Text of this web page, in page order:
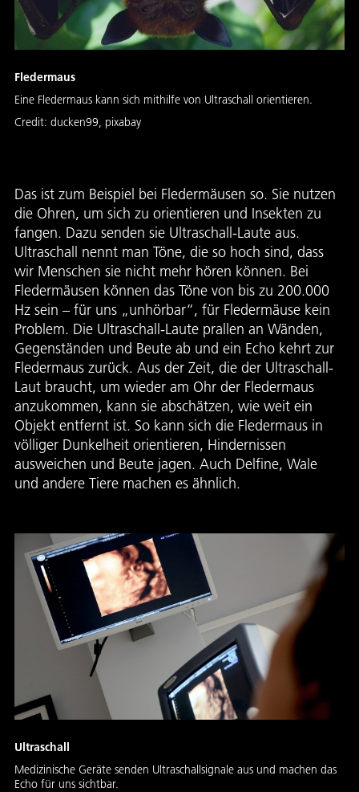
Fledermaus
Eine Fledermaus kann sich mithilfe von Ultraschall orientieren.
Credit: ducken99, pixabay
Das ist zum Beispiel bei Fledermäusen so. Sie nutzen
die Ohren, um sich zu orientieren und Insekten zu
fangen. Dazu senden sie Ultraschall-Laute aus.
Ultraschall nennt man Töne, die so hoch sind, dass
wir Menschen sie nicht mehr hören können. Bei
Fledermäusen können das Töne von bis zu 200.000
Hz sein – für uns „unhörbar“, für Fledermäuse kein
Problem. Die Ultraschall-Laute prallen an Wänden,
Gegenständen und Beute ab und ein Echo kehrt zur
Fledermaus zurück. Aus der Zeit, die der Ultraschall-
Laut braucht, um wieder am Ohr der Fledermaus
anzukommen, kann sie abschätzen, wie weit ein
Objekt entfernt ist. So kann sich die Fledermaus in
völliger Dunkelheit orientieren, Hindernissen
ausweichen und Beute jagen. Auch Delfine, Wale
und andere Tiere machen es ähnlich.
Ultraschall
Medizinische Geräte senden Ultraschallsignale aus und machen das
Echo für uns sichtbar.